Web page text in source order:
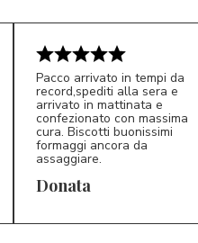
D*
Pacco arrivato in tempi da
record,spediti alla sera e
arrivato in mattinata e
confezionato con massima
cura. Biscotti buonissimi
formaggi ancora da
assaggiare.
Donata